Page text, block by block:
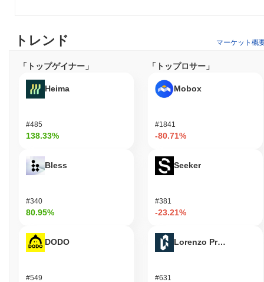
に、取引手数料としてSAADを利用できます。保有者はトークン
ティに貢献しながら報酬を得る可能性があります。さらに、
ップグレードや変更に関する意思決定プロセスに参加できるよう
にします。 開発者にとって、Saad Boiプラットフォームは分散型
供し、エコシステム内での革新を促進します。エコシステムは、
取引やその他の機能のためにSAADを使用することを促進するさ
す。全体として、SAADトークンはユーザーの関与を高め、参加
を促進し、活気ある開発者コミュニティを支援し、ブロックチェ
Saad Boiはまだ活動中または関連性がありますか？
続けており、ユーザー体験とセキュリティを向上させるための新
機能が導入されました。開発チームは、取引速度の改善とプラッ
トフォームの機能拡張に焦点を当てた更新を継続的にリリースし
おり、コミュニティからの継続的な関心を示す安定した取引量が
トレンド マーケット概
「トップゲイナー」
Heima
#485
138.33%
Bless
#340
80.95%
DODO
#549
「トップロサー」
Mobox
#1841
-80.71%
Seeker
#381
-23.21%
Lorenzo Protocol
#631